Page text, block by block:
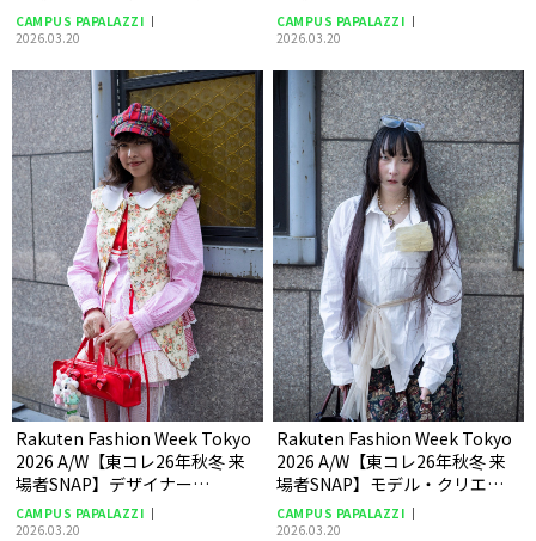
nokeyさん
CAMPUS PAPALAZZI
2026.03.20
CAMPUS PAPALAZZI
2026.03.20
Rakuten Fashion Week Tokyo
2026 A/W【東コレ26年秋冬 来
場者SNAP】デザイナー
Stephanieさん
CAMPUS PAPALAZZI
2026.03.20
Rakuten Fashion Week Tokyo
2026 A/W【東コレ26年秋冬 来
場者SNAP】モデル・クリエイ
ター RinRin Dollさん
CAMPUS PAPALAZZI
2026.03.20